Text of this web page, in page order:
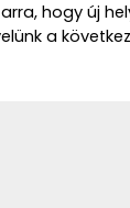
hogy új
a